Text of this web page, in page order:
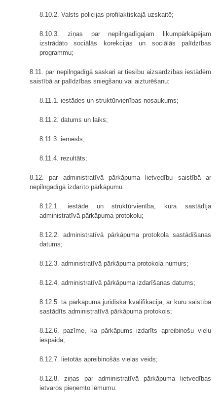
8.10.2. Valsts policijas profilaktiskajā uzskaitē;
8.10.3. ziņas par nepilngadīgajam likumpārkāpējam
izstrādāto sociālās korekcijas un sociālās palīdzības
programmu;
8.11. par nepilngadīgā saskari ar tiesību aizsardzības iestādēm
saistībā ar palīdzības sniegšanu vai aizturēšanu:
8.11.1. iestādes un struktūrvienības nosaukums;
8.11.2. datums un laiks;
8.11.3. iemesls;
8.11.4. rezultāts;
8.12. par administratīvā pārkāpuma lietvedību saistībā ar
nepilngadīgā izdarīto pārkāpumu:
8.12.1. iestāde un struktūrvienība, kura sastādīja
administratīvā pārkāpuma protokolu;
8.12.2. administratīvā pārkāpuma protokola sastādīšanas
datums;
8.12.3. administratīvā pārkāpuma protokola numurs;
8.12.4. administratīvā pārkāpuma izdarīšanas datums;
8.12.5. tā pārkāpuma juridiskā kvalifikācija, ar kuru saistībā
sastādīts administratīvā pārkāpuma protokols;
8.12.6. pazīme, ka pārkāpums izdarīts apreibinošu vielu
iespaidā;
8.12.7. lietotās apreibinošās vielas veids;
8.12.8. ziņas par administratīvā pārkāpuma lietvedības
ietvaros pieņemto lēmumu: